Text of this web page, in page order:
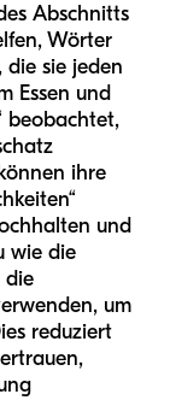
Abschnitts
Wörter
die sie jeden
Essen und
beobachtet,
ihre
und
wie die
die
um
reduziert